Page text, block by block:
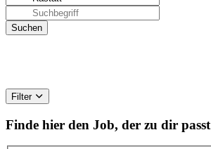
Filter
Finde hier den Job, der zu dir passt